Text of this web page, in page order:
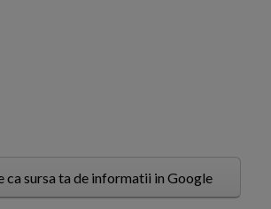
ca sursa ta de informatii in Google